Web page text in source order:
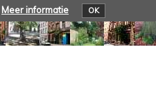
Meer informatie OK